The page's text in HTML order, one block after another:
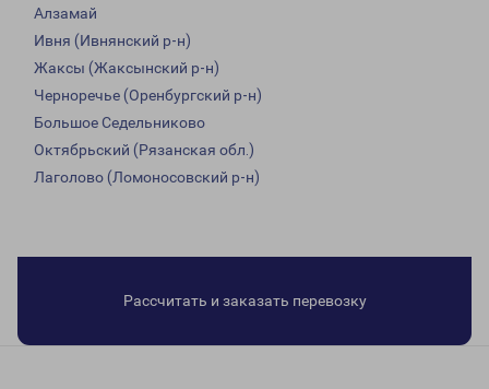
Алзамай
Ивня (Ивнянский р-н)
Жаксы (Жаксынский р-н)
Черноречье (Оренбургский р-н)
Большое Седельниково
Октябрьский (Рязанская обл.)
Лаголово (Ломоносовский р-н)
Рассчитать и заказать перевозку